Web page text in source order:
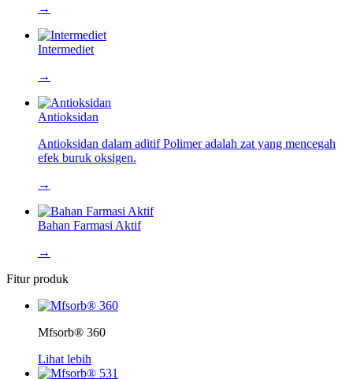
→
Intermediet
→
Antioksidan
Antioksidan dalam aditif Polimer adalah zat yang mencegah
efek buruk oksigen.
→
Bahan Farmasi Aktif
→
Fitur produk
Mfsorb® 360
Lihat lebih